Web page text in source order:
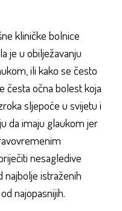
kliničke bolnice
je u obilježavanju
ili kako se često
česta očna bolest koja
sljepoće u svijetu i
da imaju glaukom jer
nesagledive
najbolje istraženih
najopasnijih.